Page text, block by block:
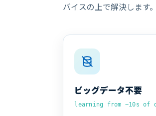
バイスの上で解決します。
ビッグデータ不要
learning from ~10s of